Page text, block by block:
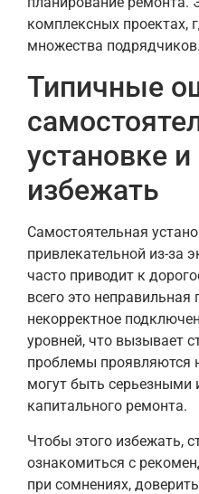
комплексных проектах,
множества подрядчиков.
Типичные
установке и
избежать
Самостоятельная
привлекательной из-за
часто приводит к
всего это неправильная
некорректное
уровней, что вызывает
проблемы проявляются
могут быть серьезными
капитального ремонта.
Чтобы этого избежать,
ознакомиться с
при сомнениях,